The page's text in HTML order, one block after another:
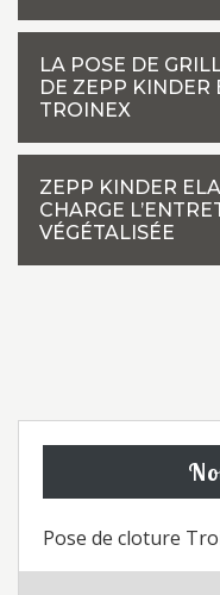
LA POSE DE
DE ZEPP KINDER
TROINEX
ZEPP KINDER
CHARGE
VÉGÉTALISÉE
Pose de cloture